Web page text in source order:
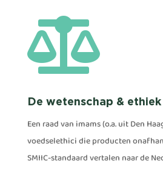

De wetenschap & ethiek
Een raad van imams (o.a. uit Den
voedselethici die producten
SMIIC-standaard vertalen naar de